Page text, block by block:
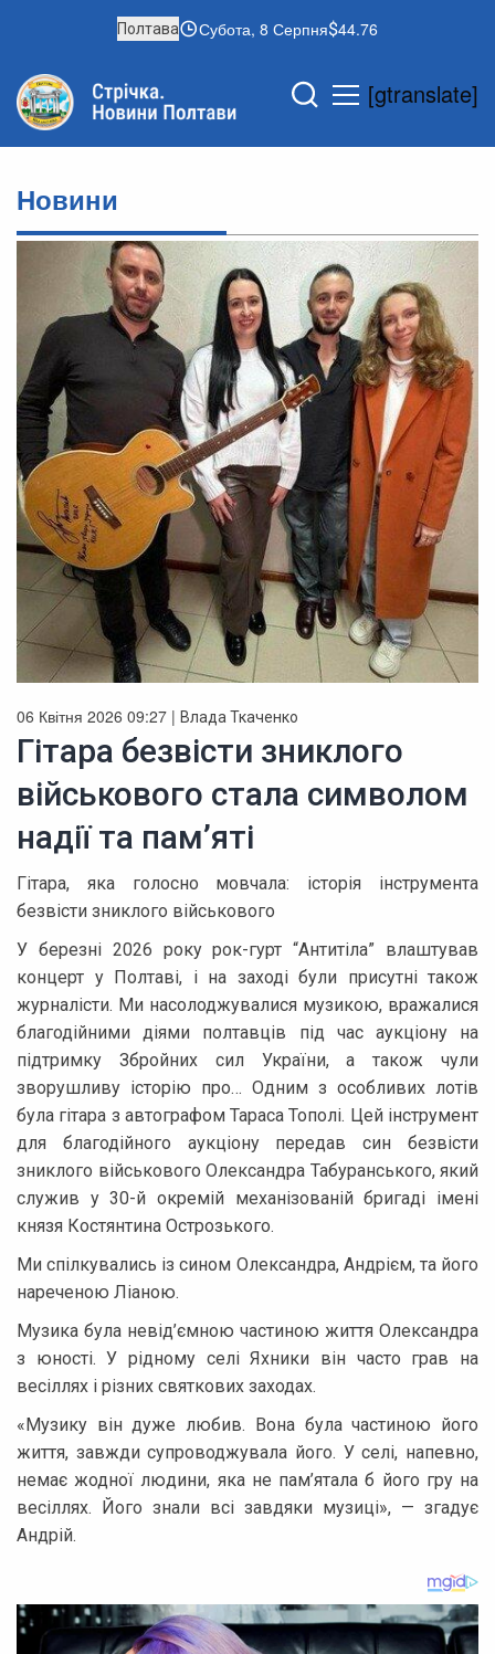
Полтава Субота, 8 Серпня 44.76
[gtranslate]
Новини
06 Квітня 2026 09:27 | Влада Ткаченко
Гітара безвісти зниклого
військового стала символом
надії та пам’яті
Гітара, яка голосно мовчала: історія інструмента
безвісти зниклого військового
У березні 2026 року рок-гурт “Антитіла” влаштував
концерт у Полтаві, і на заході були присутні також
журналісти. Ми насолоджувалися музикою, вражалися
благодійними діями полтавців під час аукціону на
підтримку Збройних сил України, а також чули
зворушливу історію про… Одним з особливих лотів
була гітара з автографом Тараса Тополі. Цей інструмент
для благодійного аукціону передав син безвісти
зниклого військового Олександра Табуранського, який
служив у 30-й окремій механізованій бригаді імені
князя Костянтина Острозького.
Ми спілкувались із сином Олександра, Андрієм, та його
нареченою Ліаною.
Музика була невід’ємною частиною життя Олександра
з юності. У рідному селі Яхники він часто грав на
весіллях і різних святкових заходах.
«Музику він дуже любив. Вона була частиною його
життя, завжди супроводжувала його. У селі, напевно,
немає жодної людини, яка не пам’ятала б його гру на
весіллях. Його знали всі завдяки музиці», — згадує
Андрій.